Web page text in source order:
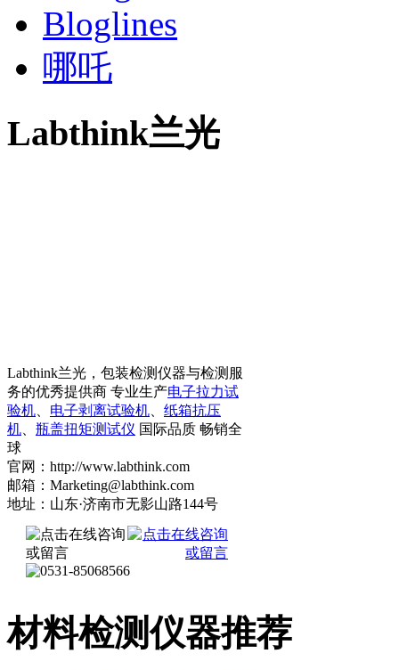
Bloglines
哪吒
Labthink兰光
Labthink兰光，包装检测仪器与检测服
务的优秀提供商 专业生产电子拉力试
验机
电子剥离试验机
纸箱抗压
机
瓶盖扭矩测试仪 国际品质 畅销全
球
官网：http://www.labthink.com
邮箱：Marketing@labthink.com
地址：山东·济南市无影山路144号
材料检测仪器推荐